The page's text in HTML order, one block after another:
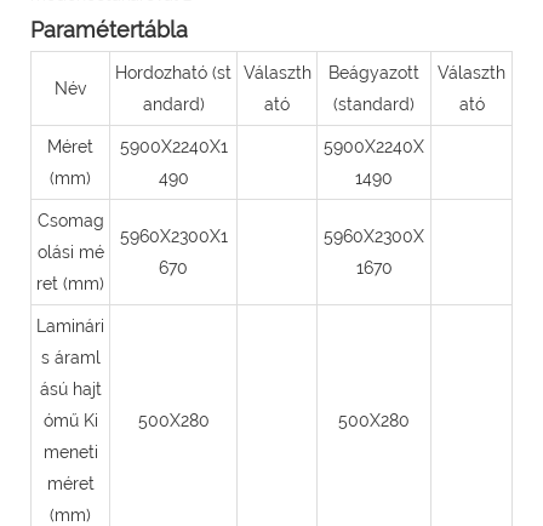
Paramétertábla
Név
Hordozható (st
andard)
Választh
ató
Beágyazott
(standard)
Választh
ató
Méret
(mm)
5900X2240X1
490
5900X2240X
1490
Csomag
olási mé
ret (mm)
5960X2300X1
670
5960X2300X
1670
Laminári
s áraml
ású hajt
ómű Ki
meneti
méret
(mm)
500X280 500X280